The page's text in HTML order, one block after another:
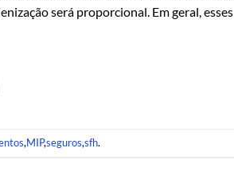
será proporcional. Em geral, esses
,MIP,seguros,sfh.